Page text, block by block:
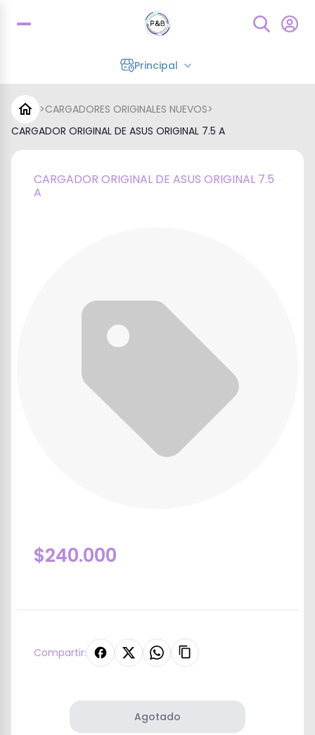
Principal
>CARGADORES ORIGINALES NUEVOS>
CARGADOR ORIGINAL DE ASUS ORIGINAL 7.5 A
CARGADOR ORIGINAL DE ASUS ORIGINAL 7.5
A
$240.000
Compartir:
Agotado